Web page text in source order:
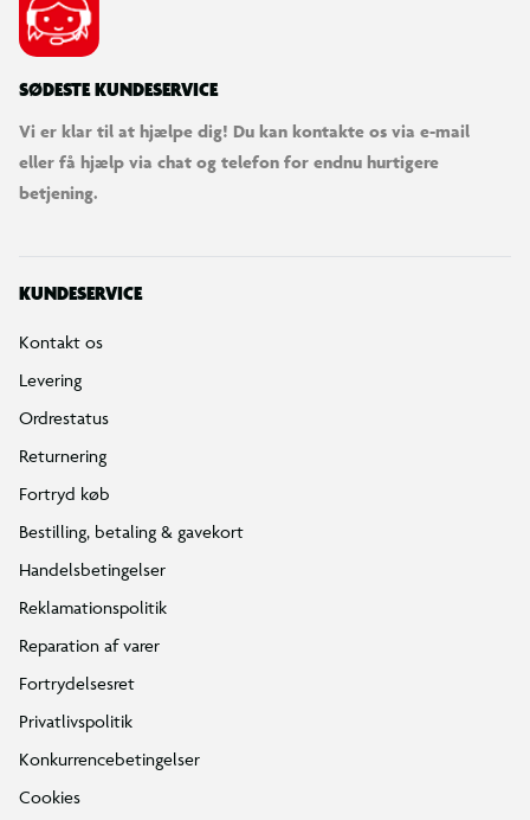
SØDESTE KUNDESERVICE
Vi er klar til at hjælpe dig! Du kan kontakte os via e-mail
eller få hjælp via chat og telefon for endnu hurtigere
betjening.
KUNDESERVICE
Kontakt os
Levering
Ordrestatus
Returnering
Fortryd køb
Bestilling, betaling & gavekort
Handelsbetingelser
Reklamationspolitik
Reparation af varer
Fortrydelsesret
Privatlivspolitik
Konkurrencebetingelser
Cookies